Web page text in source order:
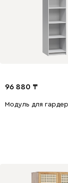
96 880
Модуль для